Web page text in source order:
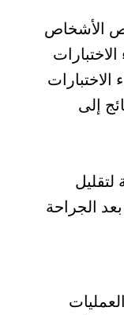
الأشخاص
إلى
الجراحة